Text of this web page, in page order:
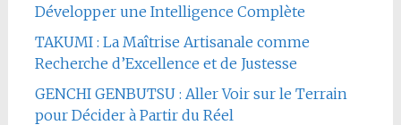
Développer une Intelligence Complète
TAKUMI : La Maîtrise Artisanale comme
Recherche d’Excellence et de Justesse
GENCHI GENBUTSU : Aller Voir sur le Terrain
pour Décider à Partir du Réel